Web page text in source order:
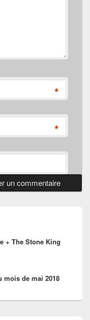
*
*
+ The Stone King
mois de mai 2018